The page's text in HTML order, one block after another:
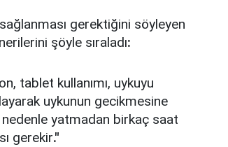
gerektiğini söyleyen
şöyle sıraladı:
tablet kullanımı, uykuyu
uykunun gecikmesine
yatmadan birkaç saat
gerekir."